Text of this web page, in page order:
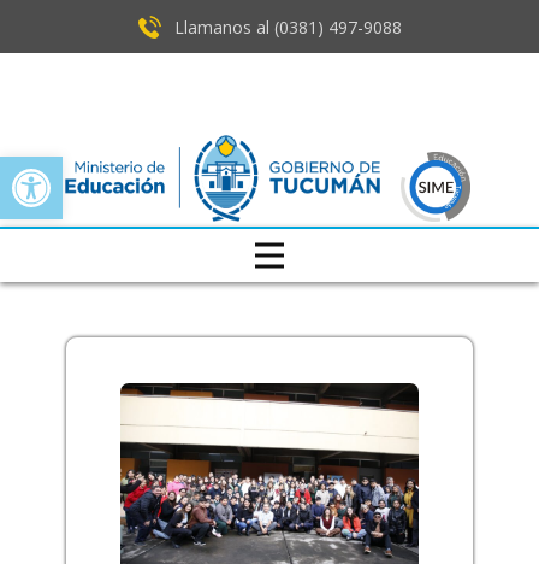
Open toolbar
Llamanos al (0381) ​497-9088